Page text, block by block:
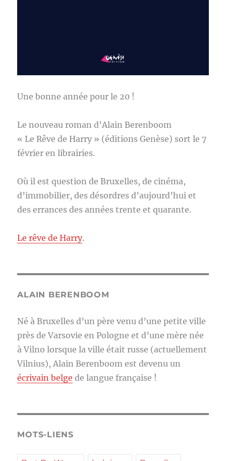
Une bonne année pour le 20 !
Le nouveau roman d’Alain Berenboom
« Le Rêve de Harry » (éditions Genèse) sort le 7
février en librairies.
Où il est question de Bruxelles, de cinéma,
d’immobilier, des désordres d’aujourd’hui et
des errances des années trente et quarante.
Le rêve de Harry.
ALAIN BERENBOOM
Né à Bruxelles d’un père venu d’une petite ville
près de Varsovie en Pologne et d’une mère née
à Vilno lorsque la ville était russe (actuellement
Vilnius), Alain Berenboom est devenu un
écrivain belge de langue française !
MOTS-LIENS